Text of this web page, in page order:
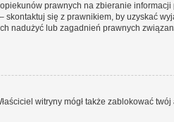
prawnych na zbieranie
się z prawnikiem, by uzyskać
nadużyć lub zagadnień prawnych
witryny mógł także zablokować